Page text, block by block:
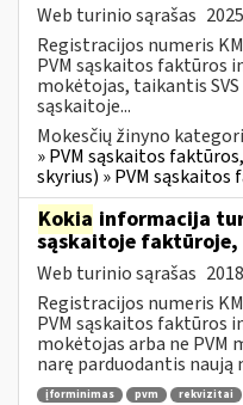
Web turinio sąrašas
Registracijos numeris
PVM sąskaitos faktūros
mokėtojas, taikantis
sąskaitoje...
Mokesčių žinyno
» PVM sąskaitos
skyrius) » PVM
Kokia informacija
sąskaitoje
Web turinio sąrašas
Registracijos numeris
PVM sąskaitos faktūros
mokėtojas arba ne PVM
narę parduodantis naują
įforminimas pvm rekvizitai